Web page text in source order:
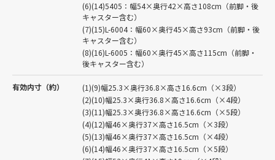
(6)(14)5405：幅54×奥行42×高さ108cm（前脚・後
キャスター含む）
(7)(15)L-6004：幅60×奥行45×高さ93cm（前脚・後
キャスター含む）
(8)(16)L-6005：幅60×奥行45×高さ115cm（前脚・
後キャスター含む）
有効内寸（約）
(1)(9)幅25.3×奥行36.8×高さ16.6cm（×3段）
(2)(10)幅25.3×奥行36.8×高さ16.6cm（×4段）
(3)(11)幅25.3×奥行36.8×高さ16.6cm（×5段）
(4)(12)幅46×奥行37×高さ16.5cm（×3段）
(5)(13)幅46×奥行37×高さ16.5cm（×4段）
(6)(14)幅46×奥行37×高さ16.5cm（×5段）